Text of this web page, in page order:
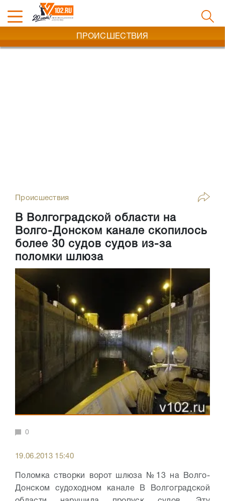
ПРОИСШЕСТВИЯ
Происшествия
В Волгоградской области на
Волго-Донском канале скопилось
более 30 судов судов из-за
поломки шлюза
0
19.06.2013 15:40
Поломка створки ворот шлюза №13 на Волго-
Донском судоходном канале В Волгоградской